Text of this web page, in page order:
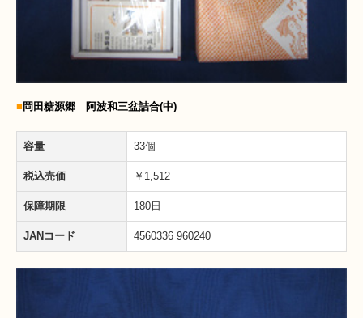
■ 岡田糖源郷 阿波和三盆詰合(中)
容量 33個
税込売価 ￥1,512
保障期限 180日
JANコード 4560336 960240